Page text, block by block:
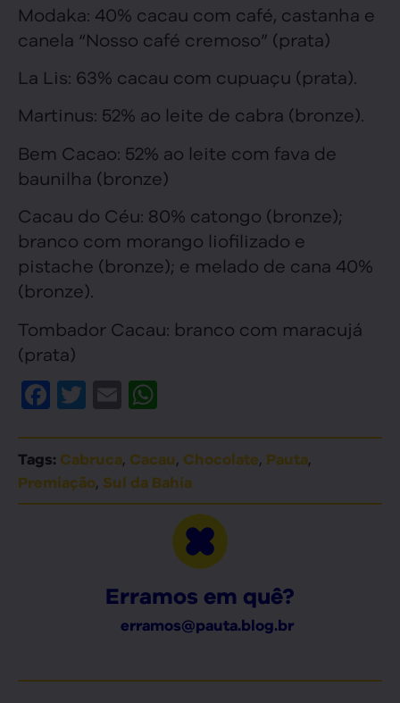
Modaka: 40% cacau com café, castanha e
canela “Nosso café cremoso” (prata)
La Lis: 63% cacau com cupuaçu (prata).
Martinus: 52% ao leite de cabra (bronze).
Bem Cacao: 52% ao leite com fava de
baunilha (bronze)
Cacau do Céu: 80% catongo (bronze);
branco com morango liofilizado e
pistache (bronze); e melado de cana 40%
(bronze).
Tombador Cacau: branco com maracujá
(prata)
Facebook
Twitter
Email
Tags: Cabruca, Cacau, Chocolate, Pauta,
Premiação, Sul da Bahia
Erramos em quê?
erramos@pauta.blog.br